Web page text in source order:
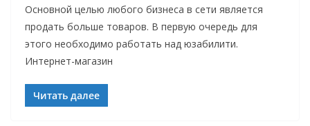
Основной целью любого бизнеса в сети является
продать больше товаров. В первую очередь для
этого необходимо работать над юзабилити.
Интернет-магазин
Читать далее